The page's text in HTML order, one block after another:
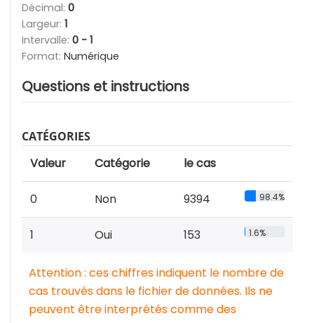
Décimal: 0
Largeur: 1
Intervalle: 0 - 1
Format: Numérique
Questions et instructions
CATÉGORIES
Valeur Catégorie le cas
0 Non 9394 98.4%
1 Oui 153 1.6%
Attention : ces chiffres indiquent le nombre de
cas trouvés dans le fichier de données. Ils ne
peuvent être interprétés comme des